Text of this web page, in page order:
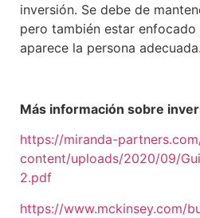
inversión. Se debe de
pero también estar
aparece la persona adecuada.
Más información sobre
https://miranda-
content/uploads/2020/09/
2.pdf
https://www.mckinsey.com/